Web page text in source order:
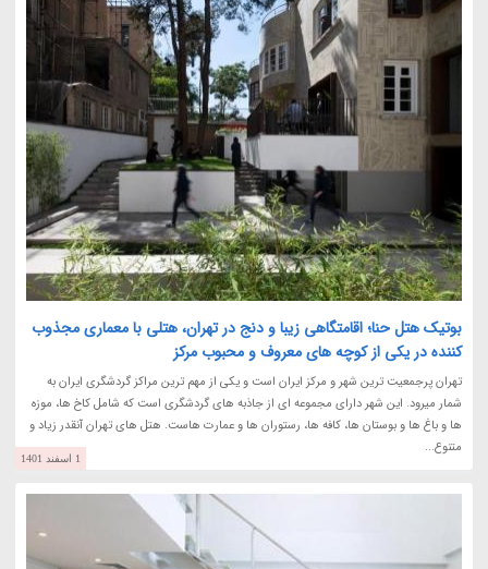
بوتیک هتل حنا؛ اقامتگاهی زیبا و دنج در تهران، هتلی با معماری مجذوب
کننده در یکی از کوچه های معروف و محبوب مرکز
تهران پرجمعیت ترین شهر و مرکز ایران است و یکی از مهم ترین مراکز گردشگری ایران به
شمار میرود. این شهر دارای مجموعه ای از جاذبه های گردشگری است که شامل کاخ ها، موزه
ها و باغ ها و بوستان ها، کافه ها، رستوران ها و عمارت هاست. هتل های تهران آنقدر زیاد و
متنوع...
1 اسفند 1401